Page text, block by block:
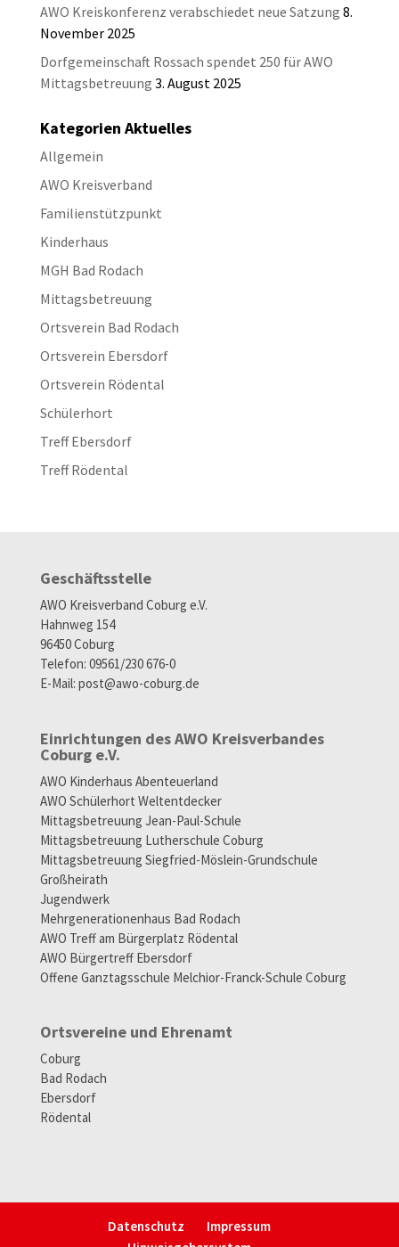
AWO Kreiskonferenz verabschiedet neue Satzung 8.
November 2025
Dorfgemeinschaft Rossach spendet 250 für AWO
Mittagsbetreuung 3. August 2025
Kategorien Aktuelles
Allgemein
AWO Kreisverband
Familienstützpunkt
Kinderhaus
MGH Bad Rodach
Mittagsbetreuung
Ortsverein Bad Rodach
Ortsverein Ebersdorf
Ortsverein Rödental
Schülerhort
Treff Ebersdorf
Treff Rödental
Geschäftsstelle
AWO Kreisverband Coburg e.V.
Hahnweg 154
96450 Coburg
Telefon: 09561/230 676-0
E-Mail: post@awo-coburg.de
Einrichtungen des AWO Kreisverbandes
Coburg e.V.
AWO Kinderhaus Abenteuerland
AWO Schülerhort Weltentdecker
Mittagsbetreuung Jean-Paul-Schule
Mittagsbetreuung Lutherschule Coburg
Mittagsbetreuung Siegfried-Möslein-Grundschule
Großheirath
Jugendwerk
Mehrgenerationenhaus Bad Rodach
AWO Treff am Bürgerplatz Rödental
AWO Bürgertreff Ebersdorf
Offene Ganztagsschule Melchior-Franck-Schule Coburg
Ortsvereine und Ehrenamt
Coburg
Bad Rodach
Ebersdorf
Rödental
Datenschutz
Impressum